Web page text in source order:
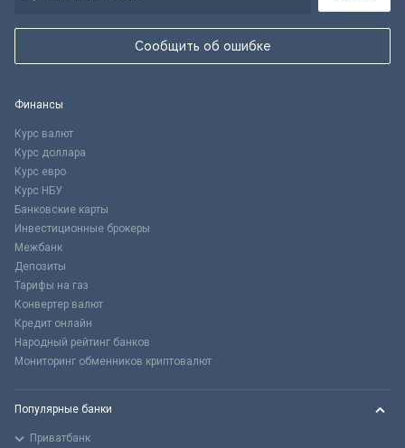
Сообщить об ошибке
Финансы
Курс валют
Курс доллара
Курс евро
Курс НБУ
Банковские карты
Инвестиционные брокеры
Межбанк
Депозиты
Тарифы на газ
Конвертер валют
Кредит онлайн
Народный рейтинг банков
Мониторинг обменников криптовалют
Популярные банки
Приватбанк